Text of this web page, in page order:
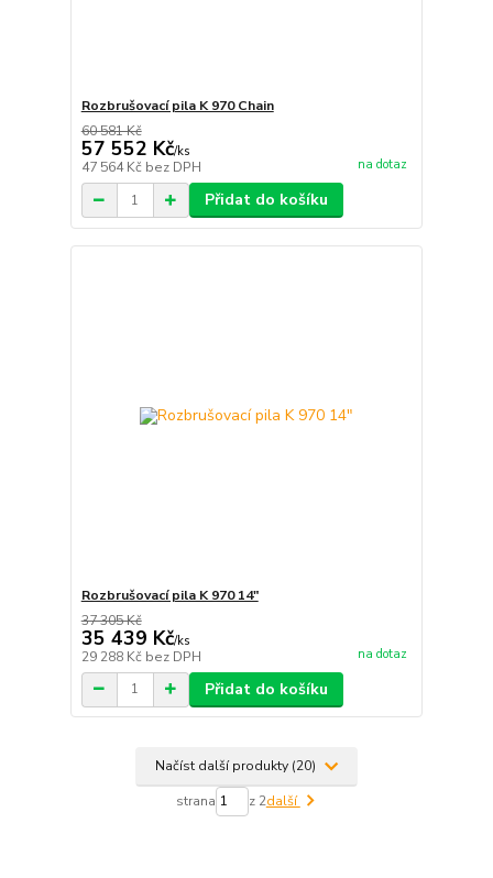
Rozbrušovací pila K 970 Chain
60 581 Kč
57 552 Kč/ks
47 564 Kč bez DPH na dotaz
Přidat do košíku
Rozbrušovací pila K 970 14"
37 305 Kč
35 439 Kč/ks
29 288 Kč bez DPH na dotaz
Přidat do košíku
Načíst další produkty (20)
strana z 2další